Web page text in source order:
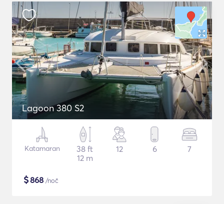
Lagoon 380 S2
Katamaran
38 ft
12 m
12 6 7
$868 /noč